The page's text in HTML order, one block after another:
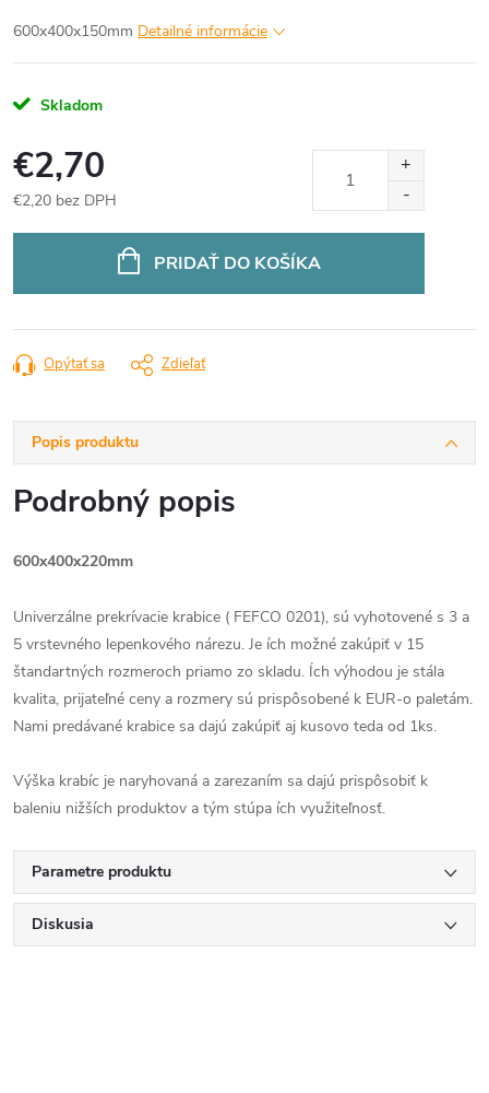
600x400x150mm Detailné informácie
Skladom
€2,70
€2,20 bez DPH
PRIDAŤ DO KOŠÍKA
Opýtať sa Zdieľať
Popis produktu
Podrobný popis
600x400x220mm
Univerzálne prekrívacie krabice ( FEFCO 0201), sú vyhotovené s 3 a
5 vrstevného lepenkového nárezu. Je ích možné zakúpiť v 15
štandartných rozmeroch priamo zo skladu. Ích výhodou je stála
kvalita, prijateľné ceny a rozmery sú prispôsobené k EUR-o paletám.
Nami predávané krabice sa dajú zakúpiť aj kusovo teda od 1ks.
Výška krabíc je naryhovaná a zarezaním sa dajú prispôsobiť k
baleniu nižších produktov a tým stúpa ích využiteľnosť.
Parametre produktu
Diskusia